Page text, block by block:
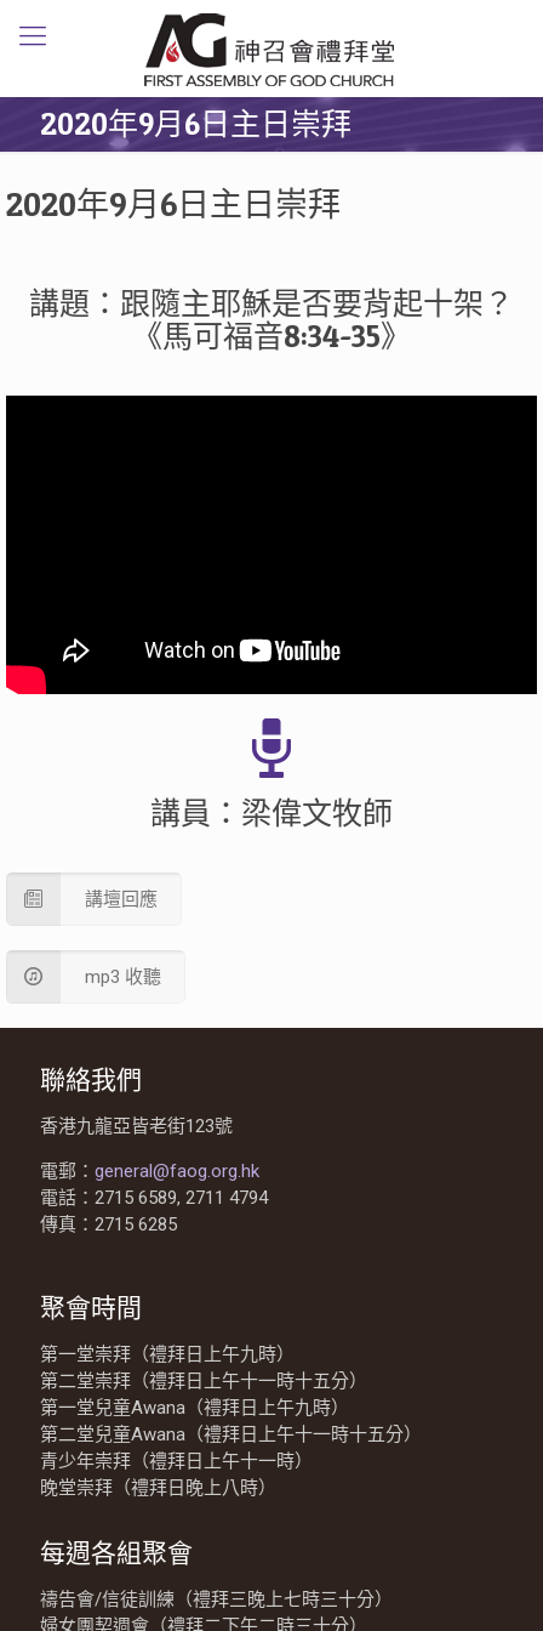
2020年9月6日主日崇拜
2020年9月6日主日崇拜
講題：跟隨主耶穌是否要背起十架？
《馬可福音8:34-35》
講員：梁偉文牧師
講壇回應
mp3 收聽
聯絡我們
香港九龍亞皆老街123號
電郵： general@faog.org.hk
電話：2715 6589, 2711 4794
傳真：2715 6285
聚會時間
第一堂崇拜（禮拜日上午九時）
第二堂崇拜（禮拜日上午十一時十五分）
第一堂兒童Awana（禮拜日上午九時）
第二堂兒童Awana（禮拜日上午十一時十五分）
青少年崇拜（禮拜日上午十一時）
晚堂崇拜（禮拜日晚上八時）
每週各組聚會
禱告會/信徒訓練（禮拜三晚上七時三十分）
婦女團契週會（禮拜二下午二時三十分）